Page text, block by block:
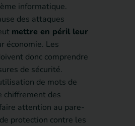
informatique.
des attaques
mettre en péril leur
économie. Les
donc comprendre
de sécurité.
de mots de
chiffrement des
attention au pare-
protection contre les